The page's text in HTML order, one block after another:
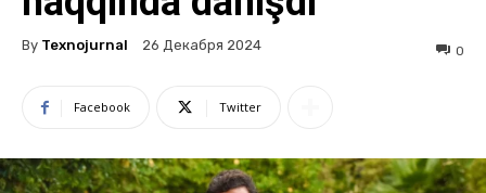
By Texnojurnal 26 Декабря 2024 0
Facebook Twitter